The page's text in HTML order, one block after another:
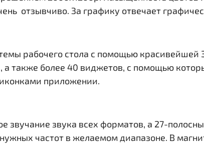
отзывчиво. За графику отвечает
рабочего стола с помощью
а также более 40 виджетов, с помощью
приложении.
звучание звука всех форматов, а 27-
частот в желаемом диапазоне. В